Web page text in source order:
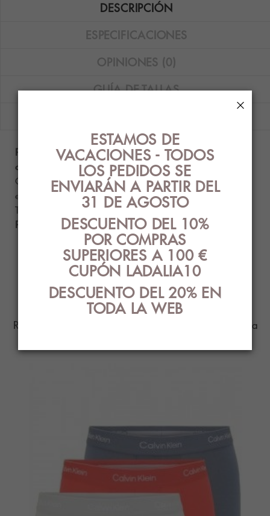
DESCRIPCIÓN
ESPECIFICACIONES
OPINIONES (0)
GUÍA DE TALLAS
Pack de 3 camisetas Calvin Klein Cotton Stretch en
color blanco, negro y gris.
Composición: 57% algodón - 38% poliéster - 5%
elastano.
Tallas disponibles: S, M, L y XL.
Producto auténtico con etiquetado original.
PRODUCTOS
RELACIONADOS
Ropa Interior con el mejor diseño y estilo para
ESTAMOS DE
VACACIONES - TODOS
LOS PEDIDOS SE
ENVIARÁN A PARTIR DEL
31 DE AGOSTO
DESCUENTO DEL 10%
POR COMPRAS
SUPERIORES A 100 €
CUPÓN LADALIA10
DESCUENTO DEL 20% EN
TODA LA WEB
×